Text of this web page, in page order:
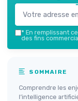
* En remplissant
des fins
SOMMAIRE
Comprendre les
l’intelligence